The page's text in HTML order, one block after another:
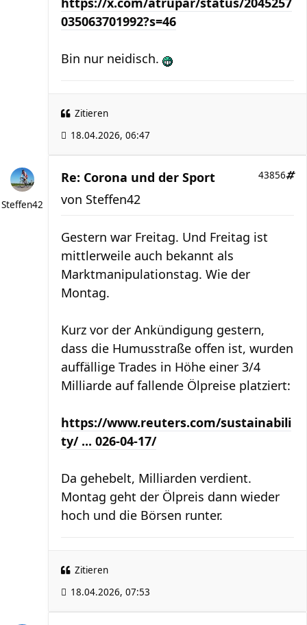
035063701992?s=46
Bin nur neidisch.
Zitieren
18.04.2026, 06:47
Steffen42
Re: Corona und der Sport 43856
von Steffen42
Gestern war Freitag. Und Freitag ist
mittlerweile auch bekannt als
Marktmanipulationstag. Wie der
Montag.
Kurz vor der Ankündigung gestern,
dass die Humusstraße offen ist, wurden
auffällige Trades in Höhe einer 3/4
Milliarde auf fallende Ölpreise platziert:
https://www.reuters.com/sustainabili
ty/ ... 026-04-17/
Da gehebelt, Milliarden verdient.
Montag geht der Ölpreis dann wieder
hoch und die Börsen runter.
Zitieren
18.04.2026, 07:53